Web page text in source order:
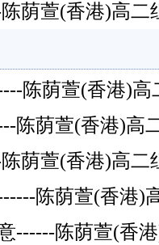
荫萱(香港)高二
陈荫萱(香港)高
陈荫萱(香港)高
荫萱(香港)高二
陈荫萱(香港)
------陈荫萱(香